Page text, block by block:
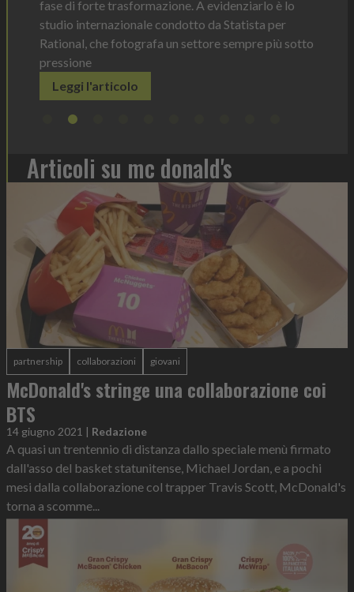
Articoli su mc donald's
partnership collaborazioni giovani
McDonald's stringe una collaborazione coi
BTS
14 giugno 2021 | Redazione
A quasi un trentennio di distanza dallo speciale menù firmato
dall'asso del basket statunitense, Michael Jordan, e a pochi
mesi dalla collaborazione col trapper Travis Scott, McDonald's
torna a scomme...